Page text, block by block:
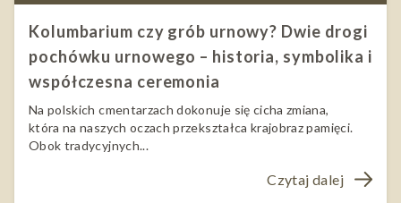
Kolumbarium czy grób urnowy? Dwie drogi
pochówku urnowego – historia, symbolika i
współczesna ceremonia
Na polskich cmentarzach dokonuje się cicha zmiana,
która na naszych oczach przekształca krajobraz pamięci.
Obok tradycyjnych...
Czytaj dalej